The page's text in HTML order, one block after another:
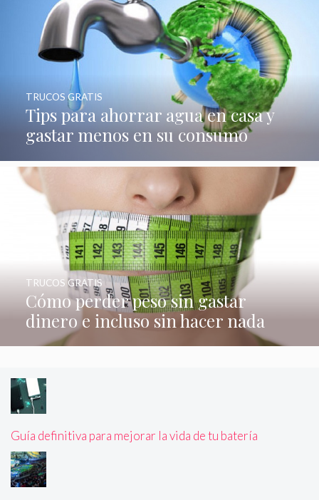
Tips para ahorrar agua en casa y
gastar menos en su consumo
TRUCOS GRATIS
Cómo perder peso sin gastar
dinero e incluso sin hacer nada
TRUCOS GRATIS
Guía definitiva para mejorar la vida de tu batería